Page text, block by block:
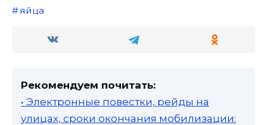
яйца
Рекомендуем почитать:
• Электронные повестки, рейды на
улицах, сроки окончания мобилизации: